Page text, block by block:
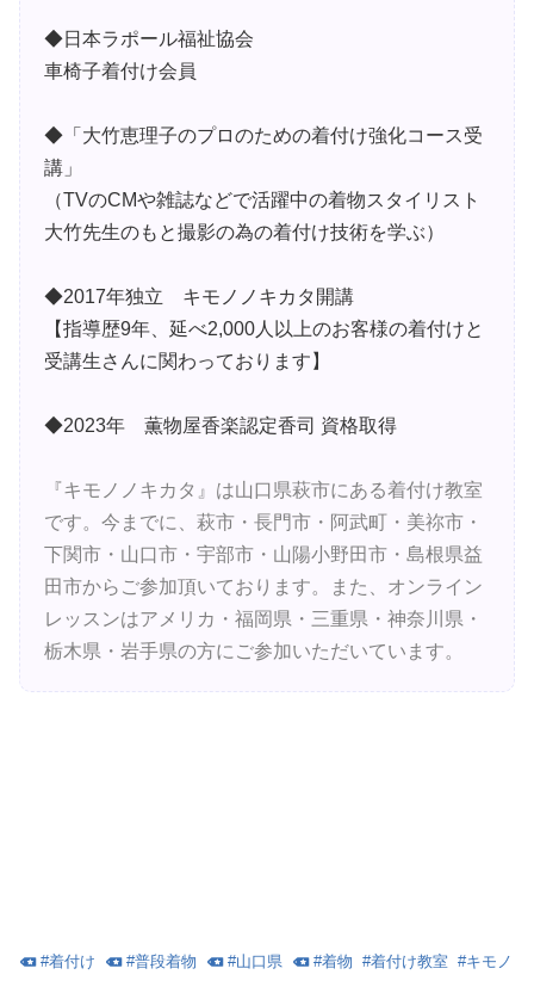
◆日本ラポール福祉協会
車椅子着付け会員
◆「大竹恵理子のプロのための着付け強化コース受
講」
（TVのCMや雑誌などで活躍中の着物スタイリスト
大竹先生のもと撮影の為の着付け技術を学ぶ）
◆2017年独立 キモノノキカタ開講
【指導歴9年、延べ2,000人以上のお客様の着付けと
受講生さんに関わっております】
◆2023年 薫物屋香楽認定香司 資格取得
『キモノノキカタ』は山口県萩市にある着付け教室
です。今までに、萩市・長門市・阿武町・美祢市・
下関市・山口市・宇部市・山陽小野田市・島根県益
田市からご参加頂いております。また、オンライン
レッスンはアメリカ・福岡県・三重県・神奈川県・
栃木県・岩手県の方にご参加いただいています。
#着付け #普段着物 #山口県 #着物 #着付け教室 #キモノ